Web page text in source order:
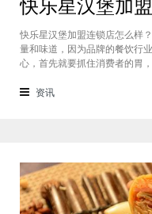
快乐星汉堡加盟连锁店怎么样
量和味道，因为品牌的餐饮行
心，首先就要抓住消费者的胃
错，下面就为大家仔细分析一
资讯